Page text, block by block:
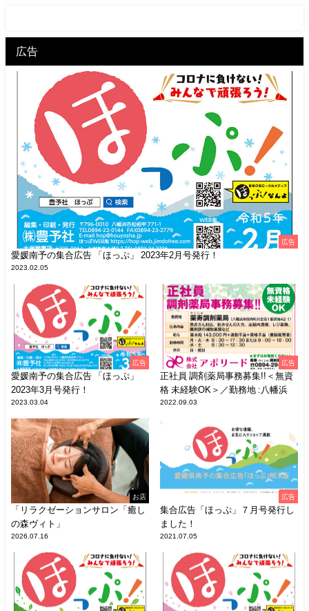
広告
広告
愛媛南予の集合広告 「ほっぷ」 2023年2月号発行！
2023.02.05
広告
愛媛南予の集合広告 「ほっぷ」
2023年3月号発行！
2023.03.04
広告
正社員 調剤薬局事務募集!!＜無資
格 未経験OK＞／勤務地 :八幡浜
2022.09.03
お店
「リラクゼーションサロン「癒し
の森ヴィト」
2026.07.16
広告
集合広告「ほっぷ」７月号発行し
ました！
2021.07.05